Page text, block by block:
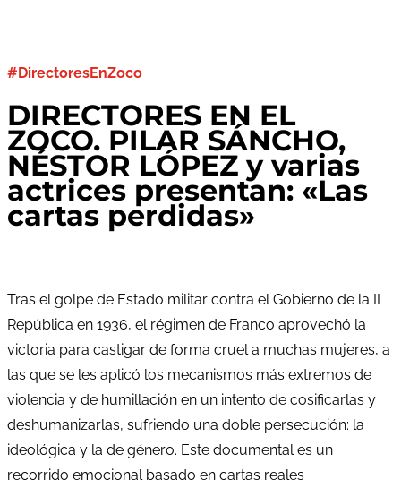
#DirectoresEnZoco
DIRECTORES EN EL
ZOCO. PILAR SÁNCHO,
NÉSTOR LÓPEZ y varias
actrices presentan: «Las
cartas perdidas»
Tras el golpe de Estado militar contra el Gobierno de la II
República en 1936, el régimen de Franco aprovechó la
victoria para castigar de forma cruel a muchas mujeres, a
las que se les aplicó los mecanismos más extremos de
violencia y de humillación en un intento de cosificarlas y
deshumanizarlas, sufriendo una doble persecución: la
ideológica y la de género. Este documental es un
recorrido emocional basado en cartas reales